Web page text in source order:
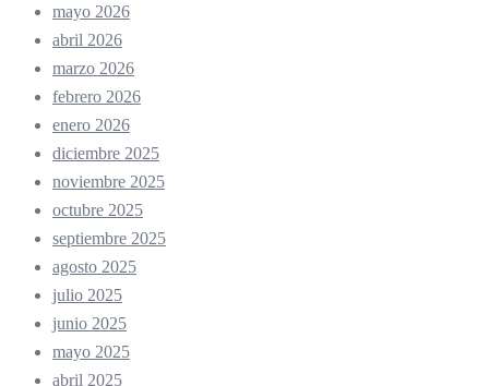
mayo 2026
abril 2026
marzo 2026
febrero 2026
enero 2026
diciembre 2025
noviembre 2025
octubre 2025
septiembre 2025
agosto 2025
julio 2025
junio 2025
mayo 2025
abril 2025